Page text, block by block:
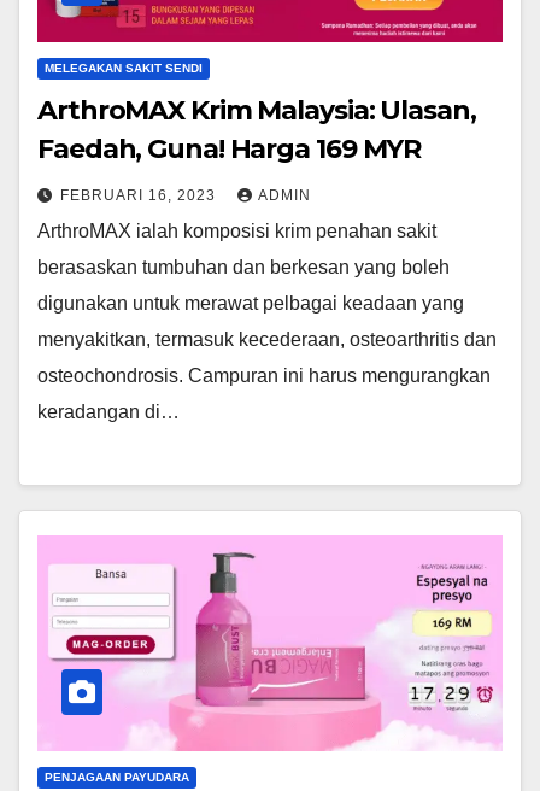
MELEGAKAN SAKIT SENDI
ArthroMAX Krim Malaysia: Ulasan,
Faedah, Guna! Harga 169 MYR
FEBRUARI 16, 2023 ADMIN
ArthroMAX ialah komposisi krim penahan sakit
berasaskan tumbuhan dan berkesan yang boleh
digunakan untuk merawat pelbagai keadaan yang
menyakitkan, termasuk kecederaan, osteoarthritis dan
osteochondrosis. Campuran ini harus mengurangkan
keradangan di…
PENJAGAAN PAYUDARA